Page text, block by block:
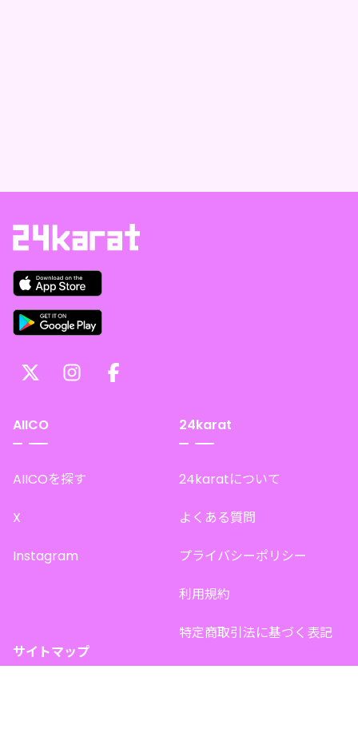
AIICO
AIICOを探す
X
Instagram
24karat
24karatについて
よくある質問
プライバシーポリシー
利用規約
特定商取引法に基づく表記
サイトマップ